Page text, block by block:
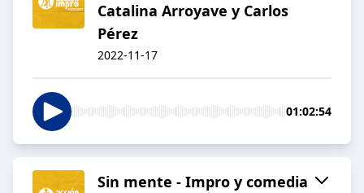
Catalina Arroyave y Carlos
Pérez
2022-11-17
01:02:54
Sin mente - Impro y comedia